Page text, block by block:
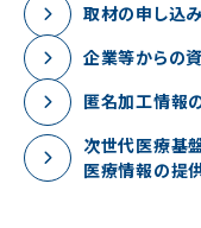
取材の申し込
企業等からの
匿名加工情報
次世代医療基
医療情報の提